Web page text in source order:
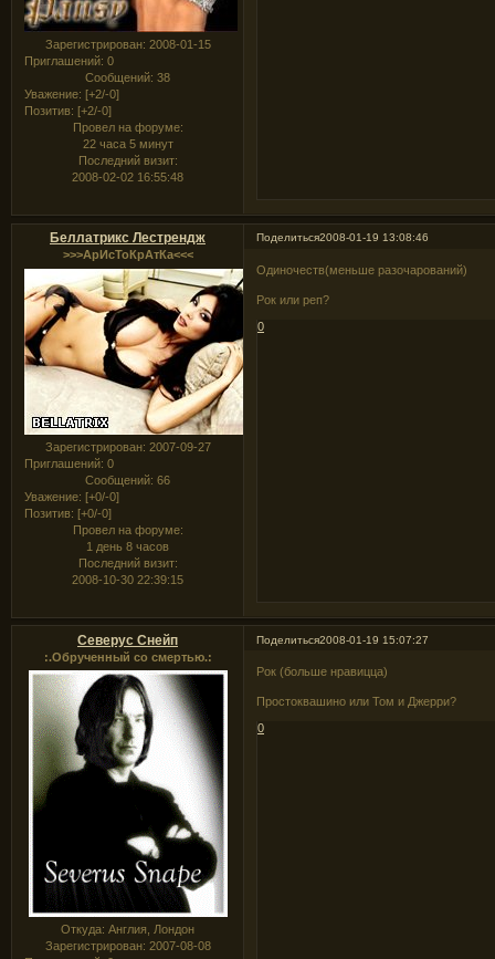
Зарегистрирован: 2008-01-15
Приглашений: 0
Сообщений: 38
Уважение: [+2/-0]
Позитив: [+2/-0]
Провел на форуме:
22 часа 5 минут
Последний визит:
2008-02-02 16:55:48
Поделиться2008-01-19 13:08:46
Беллатрикс Лестрендж
>>>АрИсТоКрАтКа<<<
Зарегистрирован: 2007-09-27
Приглашений: 0
Сообщений: 66
Уважение: [+0/-0]
Позитив: [+0/-0]
Провел на форуме:
1 день 8 часов
Последний визит:
2008-10-30 22:39:15
Одиночеств(меньше разочарований)
Рок или реп?
0
Поделиться2008-01-19 15:07:27
Северус Снейп
:.Обрученный со смертью.:
Откуда: Англия, Лондон
Зарегистрирован: 2007-08-08
Рок (больше нравицца)
Простоквашино или Том и Джерри?
0